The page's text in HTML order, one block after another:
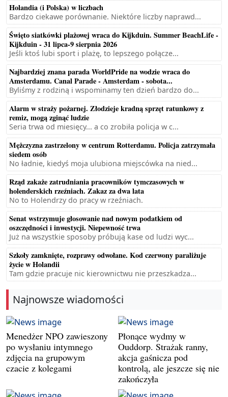
Holandia (i Polska) w liczbach
Bardzo ciekawe porównanie. Niektóre liczby naprawd...
Święto siatkówki plażowej wraca do Kijkduin. Summer BeachLife -
Kijkduin - 31 lipca-9 sierpnia 2026
Jeśli ktoś lubi sport i plażę, to lepszego połącze...
Najbardziej znana parada WorldPride na wodzie wraca do
Amsterdamu. Canal Parade - Amsterdam - sobota...
Byliśmy z rodziną i wspominamy ten dzień bardzo do...
Alarm w straży pożarnej. Złodzieje kradną sprzęt ratunkowy z
remiz, mogą zginąć ludzie
Seria trwa od miesięcy... a co zrobiła policja w c...
Mężczyzna zastrzelony w centrum Rotterdamu. Policja zatrzymała
siedem osób
No ładnie, kiedyś moja ulubiona miejscówka na nied...
Rząd zakaże zatrudniania pracowników tymczasowych w
holenderskich rzeźniach. Zakaz za dwa lata
No to Holendrzy do pracy w rzeźniach.
Senat wstrzymuje głosowanie nad nowym podatkiem od
oszczędności i inwestycji. Niepewność trwa
Już na wszystkie sposoby próbują kase od ludzi wyc...
Szkoły zamknięte, rozprawy odwołane. Kod czerwony paraliżuje
życie w Holandii
Tam gdzie pracuje nic kierownictwu nie przeszkadza...
Najnowsze wiadomości
Menedżer NPO zawieszony
po wysłaniu intymnego
zdjęcia na grupowym
czacie z kolegami
Płonące wydmy w
Ouddorp. Strażak ranny,
akcja gaśnicza pod
kontrolą, ale jeszcze się nie
zakończyła